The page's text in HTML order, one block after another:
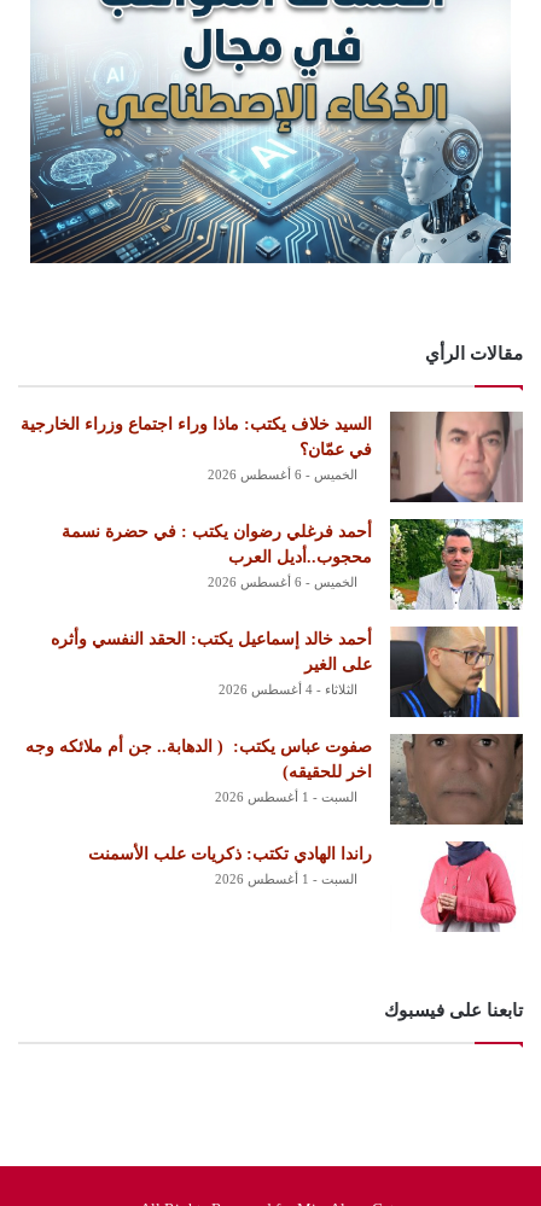
مقالات الرأي
السيد خلاف يكتب: ماذا وراء اجتماع وزراء الخارجية
في عمّان؟
الخميس - 6 أغسطس 2026
أحمد فرغلي رضوان يكتب : في حضرة نسمة
محجوب..أديل العرب
الخميس - 6 أغسطس 2026
أحمد خالد إسماعيل يكتب: الحقد النفسي وأثره
على الغير
الثلاثاء - 4 أغسطس 2026
‏صفوت عباس يكتب: ‏ ‏( الدهابة.. جن أم ملائكه وجه
اخر للحقيقه)
السبت - 1 أغسطس 2026
راندا الهادي تكتب: ذكريات علب الأسمنت
السبت - 1 أغسطس 2026
تابعنا على فيسبوك